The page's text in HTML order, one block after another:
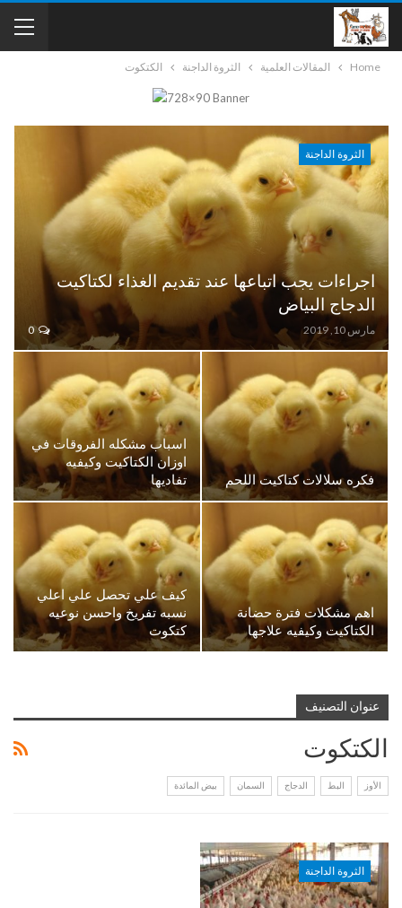
Home المقالات العلمية الثروة الداجنة الكتكوت
الثروة الداجنة
اجراءات يجب اتباعها عند تقديم الغذاء لكتاكيت
الدجاج البياض
مارس 10, 2019 0
فكره سلالات كتاكيت اللحم
اسباب مشكله الفروقات في
اوزان الكتاكيت وكيفيه
تفاديها
اهم مشكلات فترة حضانة
الكتاكيت وكيفيه علاجها
كيف علي تحصل علي اعلي
نسبه تفريخ واحسن نوعيه
كتكوت
عنوان التصنيف
الكتكوت
الأوز البط الدجاج السمان بيض المائدة
الثروة الداجنة